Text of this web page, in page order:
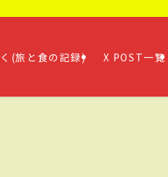
(旅と食の記録) X POST一覧